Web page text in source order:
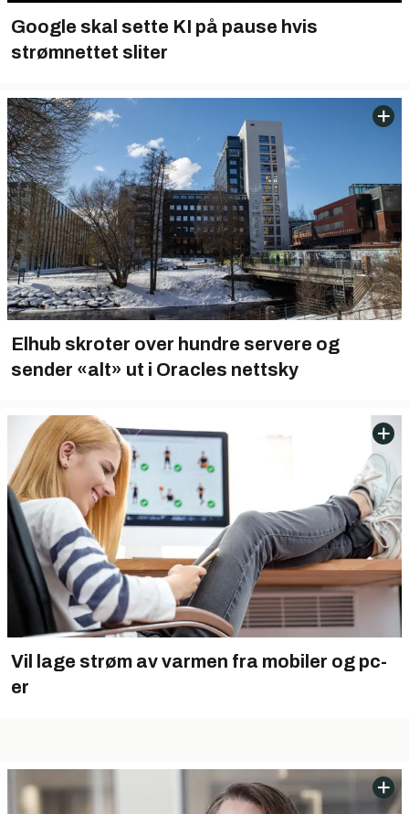
Google skal sette KI på pause hvis
strømnettet sliter
Elhub skroter over hundre servere og
sender «alt» ut i Oracles nettsky
Vil lage strøm av varmen fra mobiler og pc-
er